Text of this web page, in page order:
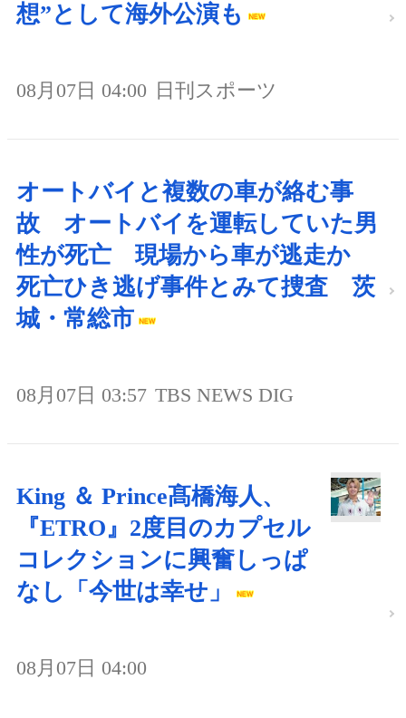
想”として海外公演も
08月07日 04:00 日刊スポーツ
オートバイと複数の車が絡む事
故 オートバイを運転していた男
性が死亡 現場から車が逃走か
死亡ひき逃げ事件とみて捜査 茨
城・常総市
08月07日 03:57 TBS NEWS DIG
King ＆ Prince髙橋海人、
『ETRO』2度目のカプセル
コレクションに興奮しっぱ
なし「今世は幸せ」
08月07日 04:00